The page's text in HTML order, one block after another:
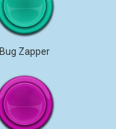
Bug Zapper